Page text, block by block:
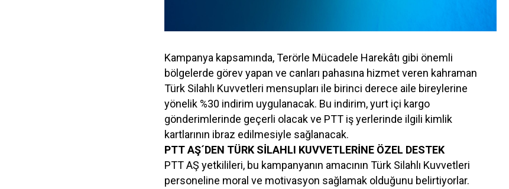
Kampanya kapsamında, Terörle Mücadele Harekâtı gibi önemli
bölgelerde görev yapan ve canları pahasına hizmet veren kahraman
Türk Silahlı Kuvvetleri mensupları ile birinci derece aile bireylerine
yönelik %30 indirim uygulanacak. Bu indirim, yurt içi kargo
gönderimlerinde geçerli olacak ve PTT iş yerlerinde ilgili kimlik
kartlarının ibraz edilmesiyle sağlanacak.
PTT AŞ´DEN TÜRK SİLAHLI KUVVETLERİNE ÖZEL DESTEK
PTT AŞ yetkilileri, bu kampanyanın amacının Türk Silahlı Kuvvetleri
personeline moral ve motivasyon sağlamak olduğunu belirtiyorlar.